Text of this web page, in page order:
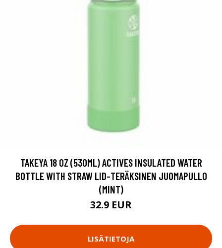
TAKEYA 18 OZ (530ML) ACTIVES INSULATED WATER
BOTTLE WITH STRAW LID-TERÄKSINEN JUOMAPULLO
(MINT)
32.9 EUR
LISÄTIETOJA